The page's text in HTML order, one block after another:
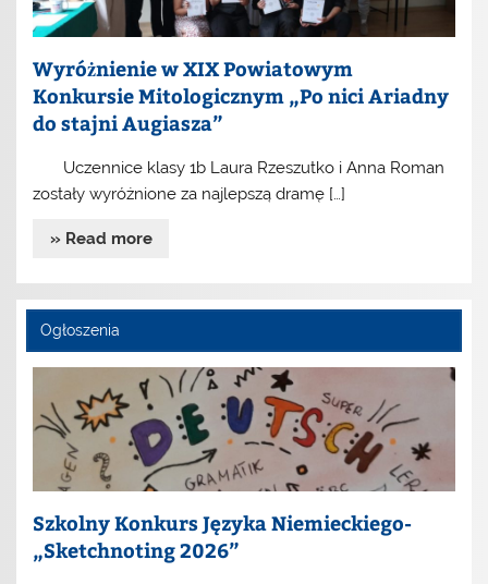
Wyróżnienie w XIX Powiatowym
Konkursie Mitologicznym „Po nici Ariadny
do stajni Augiasza”
Uczennice klasy 1b Laura Rzeszutko i Anna Roman
zostały wyróżnione za najlepszą dramę […]
» Read more
Ogłoszenia
Szkolny Konkurs Języka Niemieckiego-
„Sketchnoting 2026”